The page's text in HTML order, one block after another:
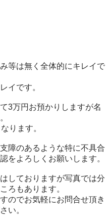
等は無く全体的にキレイで
イです。
3万円お預かりしますが名
ります。
障のあるような特に不具合
をよろしくお願いします。
しておりますが写真では分
ろもあります。
のでお気軽にお問合せ頂き
い。